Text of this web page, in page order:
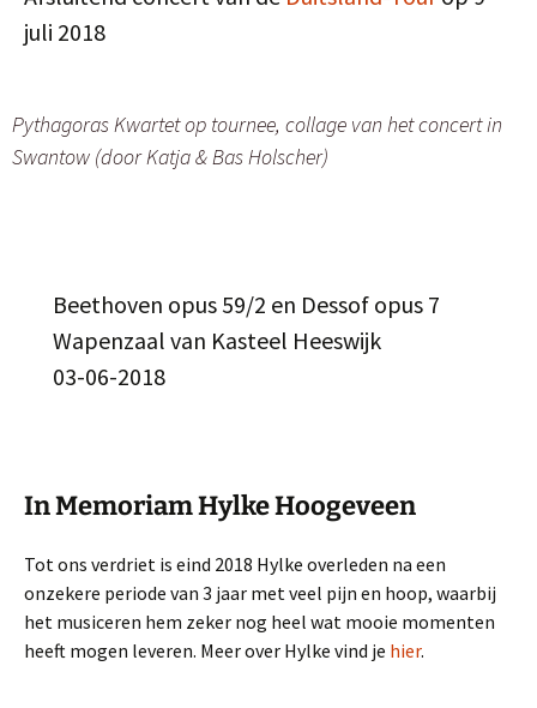
juli 2018
Pythagoras Kwartet op tournee, collage van het concert in
Swantow (door Katja & Bas Holscher)
Beethoven opus 59/2 en Dessof opus 7
Wapenzaal van Kasteel Heeswijk
03-06-2018
In Memoriam Hylke Hoogeveen
Tot ons verdriet is eind 2018 Hylke overleden na een
onzekere periode van 3 jaar met veel pijn en hoop, waarbij
het musiceren hem zeker nog heel wat mooie momenten
heeft mogen leveren. Meer over Hylke vind je hier.